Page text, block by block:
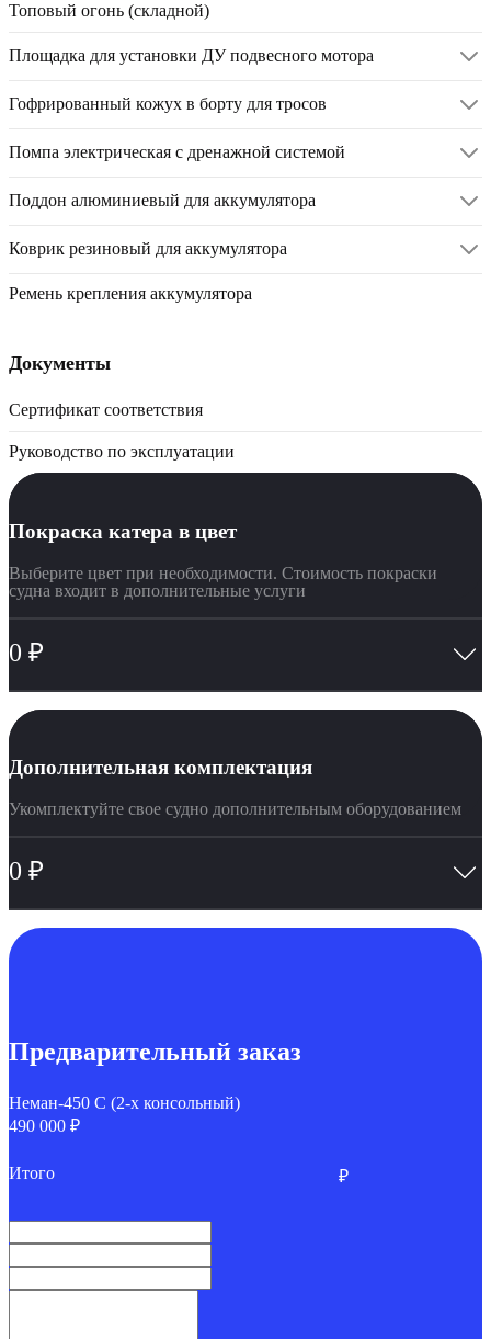
Топовый огонь (складной)
Площадка для установки ДУ подвесного мотора
Гофрированный кожух в борту для тросов
Помпа электрическая с дренажной системой
Поддон алюминиевый для аккумулятора
Коврик резиновый для аккумулятора
Ремень крепления аккумулятора
Документы
Сертификат соответствия
Руководство по эксплуатации
Покраска катера в цвет
Выберите цвет при необходимости. Стоимость покраски
судна входит в дополнительные услуги
0 ₽
Дополнительная комплектация
Укомплектуйте свое судно дополнительным оборудованием
0 ₽
Предварительный заказ
Неман-450 C (2-х консольный)
490 000 ₽
Итого ₽